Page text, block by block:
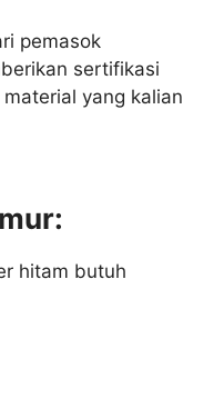
pemasok
sertifikasi
yang kalian
hitam butuh